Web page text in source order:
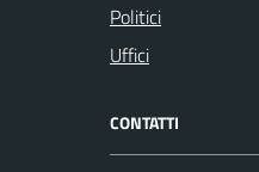
Politici
Uffici
CONTATTI